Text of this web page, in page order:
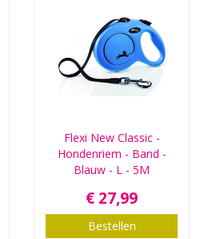
Flexi New Classic -
Hondenriem - Band -
Blauw - L - 5M
€ 27,99
Bestellen